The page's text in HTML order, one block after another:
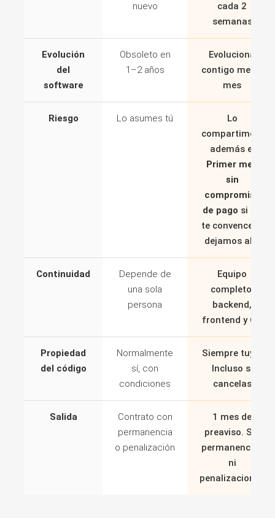
nuevo
cada 2
semanas
Evolución
del
software
Obsoleto en
1–2 años
Evoluciona
contigo mes a
mes
Riesgo Lo asumes tú
Lo
compartimos,
además el
Primer mes
sin
compromiso
de pago si no
te convence lo
dejamos ahí.
Continuidad
Depende de
una sola
persona
Equipo
completo:
backend,
frontend y QA
Propiedad
del código
Normalmente
sí, con
condiciones
Siempre tuyo.
Incluso si
cancelas
Salida
Contrato con
permanencia
o penalización
1 mes de
preaviso. Sin
permanencias
ni
penalizaciones